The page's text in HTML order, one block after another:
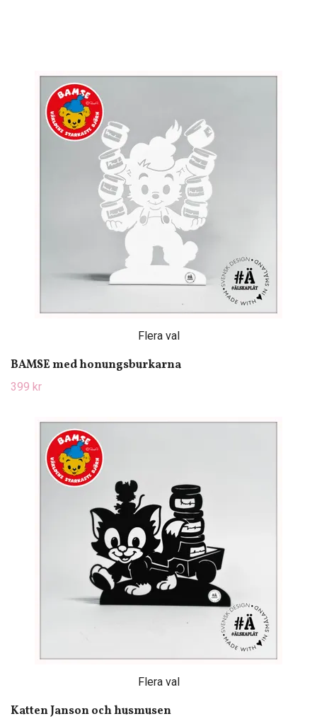
Flera val
BAMSE med honungsburkarna
399 kr
Flera val
Katten Janson och husmusen